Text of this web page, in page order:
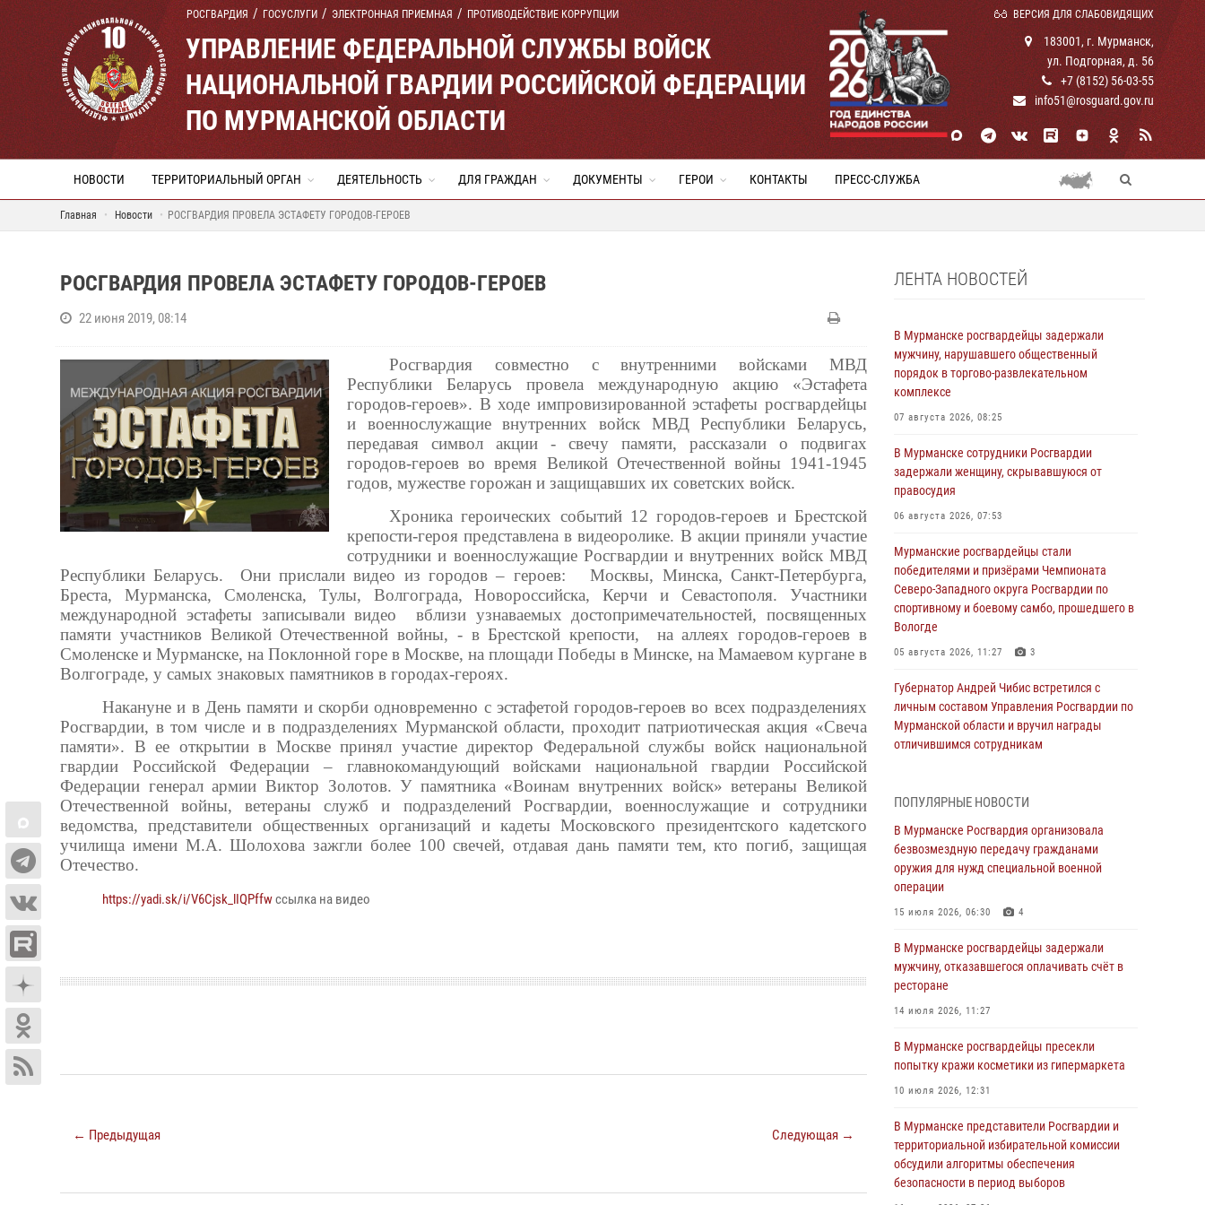
РОСГВАРДИЯ ГОСУСЛУГИ ЭЛЕКТРОННАЯ ПРИЕМНАЯ ПРОТИВОДЕЙСТВИЕ КОРРУПЦИИ ВЕРСИЯ ДЛЯ СЛАБОВИДЯЩИХ
УПРАВЛЕНИЕ ФЕДЕРАЛЬНОЙ СЛУЖБЫ ВОЙСК
НАЦИОНАЛЬНОЙ ГВАРДИИ РОССИЙСКОЙ ФЕДЕРАЦИИ
ПО МУРМАНСКОЙ ОБЛАСТИ
183001, г. Мурманск,
ул. Подгорная, д. 56
+7 (8152) 56-03-55
info51@rosguard.gov.ru
НОВОСТИ ТЕРРИТОРИАЛЬНЫЙ ОРГАН ДЕЯТЕЛЬНОСТЬ ДЛЯ ГРАЖДАН ДОКУМЕНТЫ ГЕРОИ КОНТАКТЫ ПРЕСС-СЛУЖБА
Главная Новости РОСГВАРДИЯ ПРОВЕЛА ЭСТАФЕТУ ГОРОДОВ-ГЕРОЕВ
РОСГВАРДИЯ ПРОВЕЛА ЭСТАФЕТУ ГОРОДОВ-ГЕРОЕВ
22 июня 2019, 08:14
Росгвардия совместно с внутренними войсками МВД
Республики Беларусь провела международную акцию «Эстафета
городов-героев». В ходе импровизированной эстафеты росгвардейцы
и военнослужащие внутренних войск МВД Республики Беларусь,
передавая символ акции - свечу памяти, рассказали о подвигах
городов-героев во время Великой Отечественной войны 1941-1945
годов, мужестве горожан и защищавших их советских войск.
Хроника героических событий 12 городов-героев и Брестской
крепости-героя представлена в видеоролике. В акции приняли участие
сотрудники и военнослужащие Росгвардии и внутренних войск МВД
Республики Беларусь. Они прислали видео из городов – героев: Москвы, Минска, Санкт-Петербурга,
Бреста, Мурманска, Смоленска, Тулы, Волгограда, Новороссийска, Керчи и Севастополя. Участники
международной эстафеты записывали видео вблизи узнаваемых достопримечательностей, посвященных
памяти участников Великой Отечественной войны, - в Брестской крепости, на аллеях городов-героев в
Смоленске и Мурманске, на Поклонной горе в Москве, на площади Победы в Минске, на Мамаевом кургане в
Волгограде, у самых знаковых памятников в городах-героях.
Накануне и в День памяти и скорби одновременно с эстафетой городов-героев во всех подразделениях
Росгвардии, в том числе и в подразделениях Мурманской области, проходит патриотическая акция «Свеча
памяти». В ее открытии в Москве принял участие директор Федеральной службы войск национальной
гвардии Российской Федерации – главнокомандующий войсками национальной гвардии Российской
Федерации генерал армии Виктор Золотов. У памятника «Воинам внутренних войск» ветераны Великой
Отечественной войны, ветераны служб и подразделений Росгвардии, военнослужащие и сотрудники
ведомства, представители общественных организаций и кадеты Московского президентского кадетского
училища имени М.А. Шолохова зажгли более 100 свечей, отдавая дань памяти тем, кто погиб, защищая
Отечество.
https://yadi.sk/i/V6Cjsk_lIQPffwссылка на видео
← Предыдущая Следующая →
ЛЕНТА НОВОСТЕЙ
В Мурманске росгвардейцы задержали
мужчину, нарушавшего общественный
порядок в торгово-развлекательном
комплексе
07 августа 2026, 08:25
В Мурманске сотрудники Росгвардии
задержали женщину, скрывавшуюся от
правосудия
06 августа 2026, 07:53
Мурманские росгвардейцы стали
победителями и призёрами Чемпионата
Северо-Западного округа Росгвардии по
спортивному и боевому самбо, прошедшего в
Вологде
05 августа 2026, 11:27 3
Губернатор Андрей Чибис встретился с
личным составом Управления Росгвардии по
Мурманской области и вручил награды
отличившимся сотрудникам
В Мурманске сотрудники Росгвардии
пресекли утренний дебош в баре на улице
Карла Маркса
04 августа 2026, 08:54
Морской отряд Северо - Западного округа
образования
03 августа 2026, 12:23 4
дебошира на автозаправочной станции
03 августа 2026, 09:12
Сотрудники Росгвардии провели инструктаж
по антитеррористической защищенности для
членов избирательных комиссий в
преддверии выборов
31 июля 2026, 08:48
ПОПУЛЯРНЫЕ НОВОСТИ
В Мурманске Росгвардия организовала
безвозмездную передачу гражданами
оружия для нужд специальной военной
операции
15 июля 2026, 06:30 4
В Мурманске росгвардейцы задержали
мужчину, отказавшегося оплачивать счёт в
ресторане
14 июля 2026, 11:27
В Мурманске росгвардейцы пресекли
попытку кражи косметики из гипермаркета
10 июля 2026, 12:31
В Мурманске представители Росгвардии и
территориальной избирательной комиссии
обсудили алгоритмы обеспечения
безопасности в период выборов